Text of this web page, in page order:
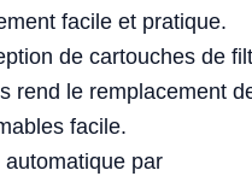
facile et pratique.
de cartouches de
rend le remplacement
facile.
automatique par